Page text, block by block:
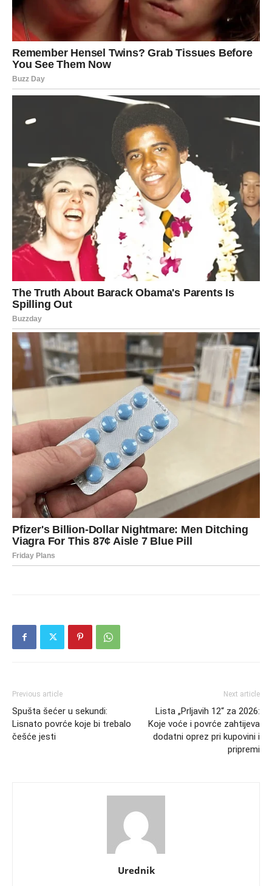
Previous article
Spušta šećer u sekundi:
Lisnato povrće koje bi trebalo
češće jesti
Next article
Lista „Prljavih 12“ za 2026:
Koje voće i povrće zahtijeva
dodatni oprez pri kupovini i
pripremi
Urednik